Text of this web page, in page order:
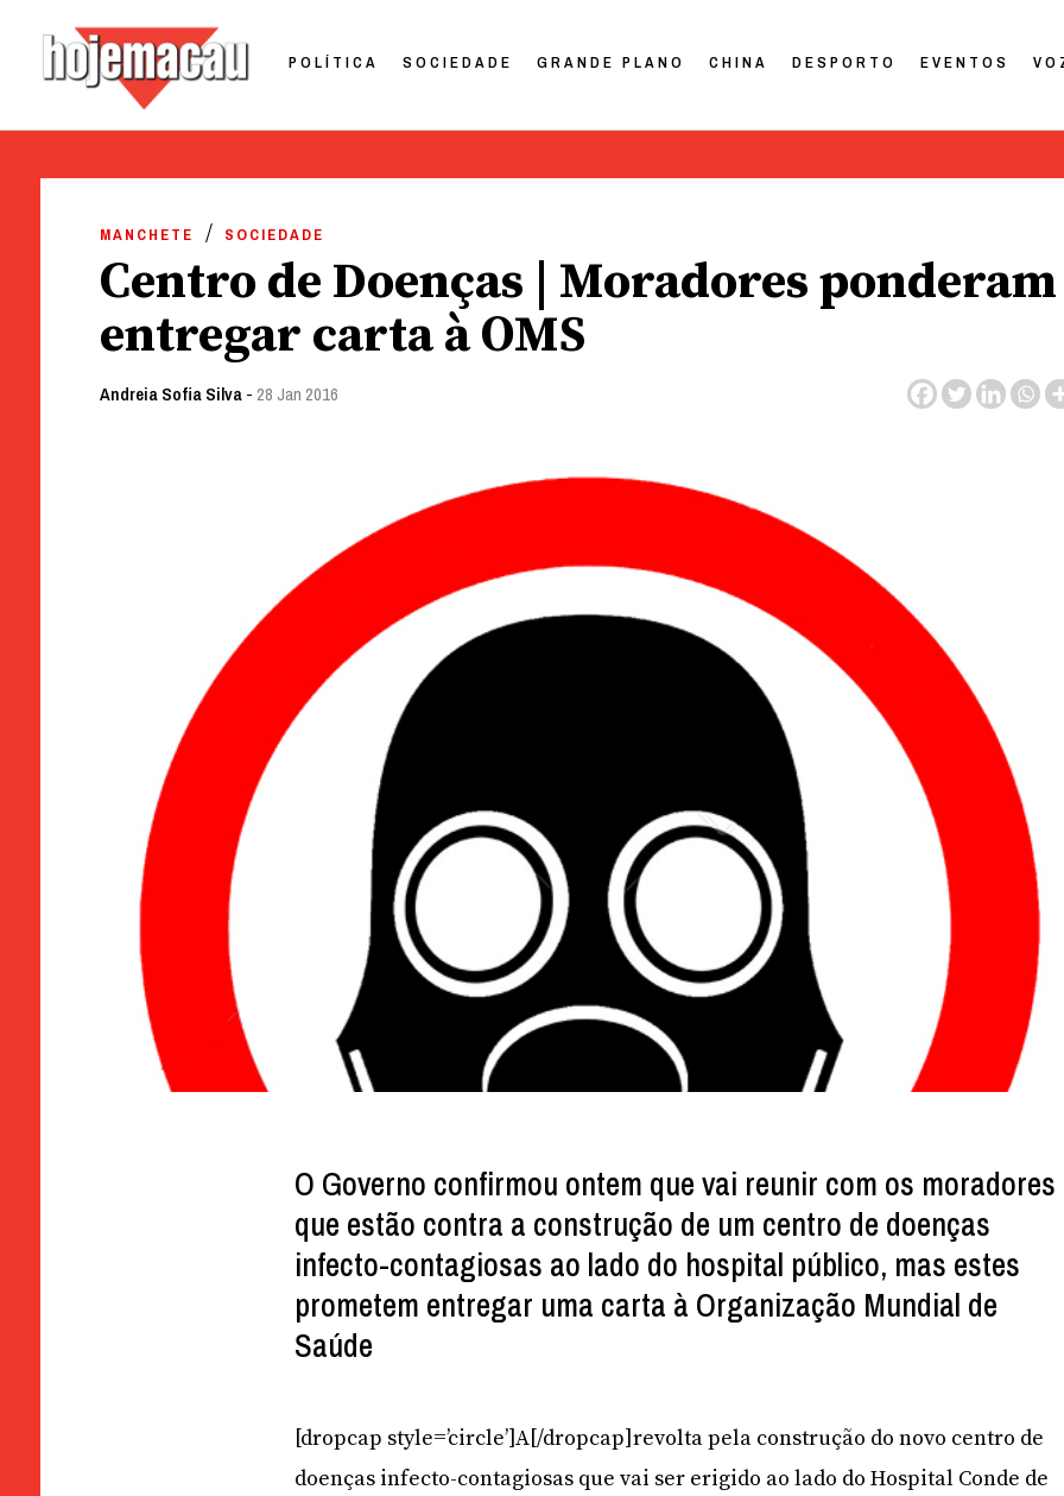
POLÍTICA SOCIEDADE GRANDE PLANO CHINA DESPORTO EVENTOS
MANCHETE SOCIEDADE
Centro de Doenças | Moradores ponderam
entregar carta à OMS
Andreia Sofia Silva- 28 Jan 2016
O Governo confirmou ontem que vai reunir com os moradores
que estão contra a construção de um centro de doenças
infecto-contagiosas ao lado do hospital público, mas estes
prometem entregar uma carta à Organização Mundial de
Saúde
[dropcap style=’circle’]A[/dropcap]revolta pela construção do novo centro de
doenças infecto-contagiosas que vai ser erigido ao lado do Hospital Conde de